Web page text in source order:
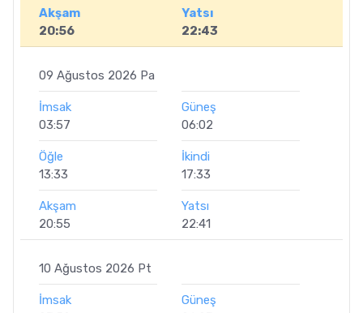
Akşam
20:56
Yatsı
22:43
09 Ağustos 2026 Pa
İmsak
03:57
Güneş
06:02
Öğle
13:33
İkindi
17:33
Akşam
20:55
Yatsı
22:41
10 Ağustos 2026 Pt
İmsak
Güneş